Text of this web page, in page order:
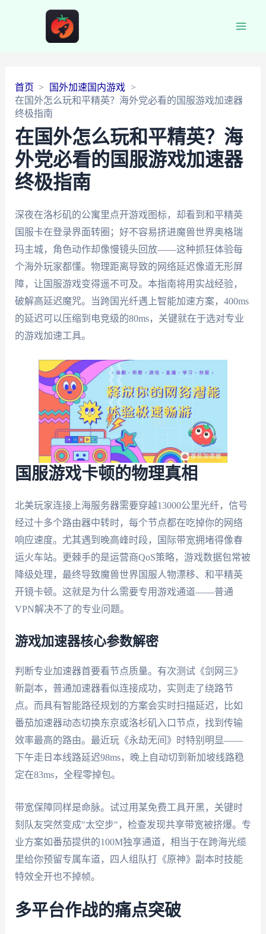
首页
国外加速国内游戏
在国外怎么玩和平精英？海外党必看的国服游戏加速器
终极指南
在国外怎么玩和平精英？海
外党必看的国服游戏加速器
终极指南
深夜在洛杉矶的公寓里点开游戏图标，却看到和平精英
国服卡在登录界面转圈；好不容易挤进魔兽世界奥格瑞
玛主城，角色动作却像慢镜头回放——这种抓狂体验每
个海外玩家都懂。物理距离导致的网络延迟像道无形屏
障，让国服游戏变得遥不可及。本指南将用实战经验，
破解高延迟魔咒。当跨国光纤遇上智能加速方案，400ms
的延迟可以压缩到电竞级的80ms，关键就在于选对专业
的游戏加速工具。
国服游戏卡顿的物理真相
北美玩家连接上海服务器需要穿越13000公里光纤，信号
经过十多个路由器中转时，每个节点都在吃掉你的网络
响应速度。尤其遇到晚高峰时段，国际带宽拥堵得像春
运火车站。更棘手的是运营商QoS策略，游戏数据包常被
降级处理，最终导致魔兽世界国服人物漂移、和平精英
开镜卡顿。这就是为什么需要专用游戏通道——普通
VPN解决不了的专业问题。
游戏加速器核心参数解密
判断专业加速器首要看节点质量。有次测试《剑网三》
新副本，普通加速器看似连接成功，实则走了绕路节
点。而具有智能路径规划的方案会实时扫描延迟，比如
番茄加速器动态切换东京或洛杉矶入口节点，找到传输
效率最高的路由。最近玩《永劫无间》时特别明显——
下午走日本线路延迟98ms，晚上自动切到新加坡线路稳
定在83ms，全程零掉包。
带宽保障同样是命脉。试过用某免费工具开黑，关键时
刻队友突然变成"太空步"，检查发现共享带宽被挤爆。专
业方案如番茄提供的100M独享通道，相当于在跨海光缆
里给你预留专属车道，四人组队打《原神》副本时技能
特效全开也不掉帧。
多平台作战的痛点突破